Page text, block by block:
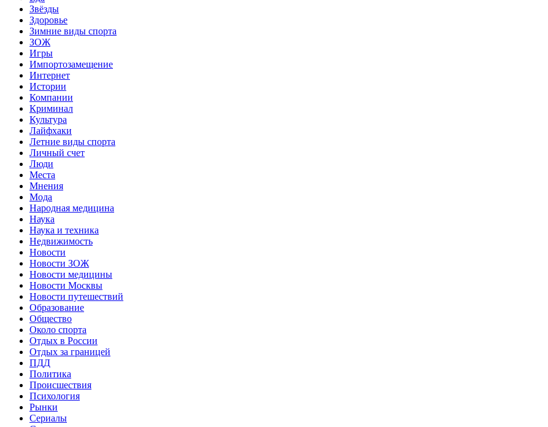
Звёзды
Здоровье
Зимние виды спорта
ЗОЖ
Игры
Импортозамещение
Интернет
Истории
Компании
Криминал
Культура
Лайфхаки
Летние виды спорта
Личный счет
Люди
Места
Мнения
Мода
Народная медицина
Наука
Наука и техника
Недвижимость
Новости
Новости ЗОЖ
Новости медицины
Новости Москвы
Новости путешествий
Образование
Общество
Около спорта
Отдых в России
Отдых за границей
ПДД
Политика
Происшествия
Психология
Рынки
Сериалы